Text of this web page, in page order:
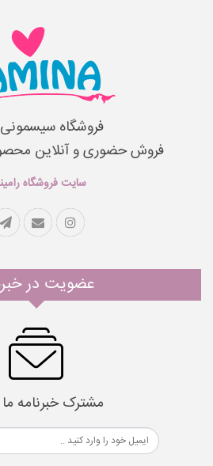
فروشگاه سیسمونی
فروش حضوری و آنلاین
سایت فروشگاه
عضویت در
مشترک خبرنامه